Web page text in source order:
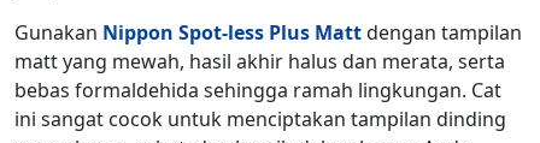
Gunakan Nippon Spot-less Plus Mattdengan tampilan
matt yang mewah, hasil akhir halus dan merata, serta
bebas formaldehida sehingga ramah lingkungan. Cat
ini sangat cocok untuk menciptakan tampilan dinding